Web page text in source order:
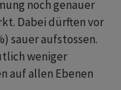
noch genauer
Dabei dürften vor
sauer aufstossen.
weniger
auf allen Ebenen